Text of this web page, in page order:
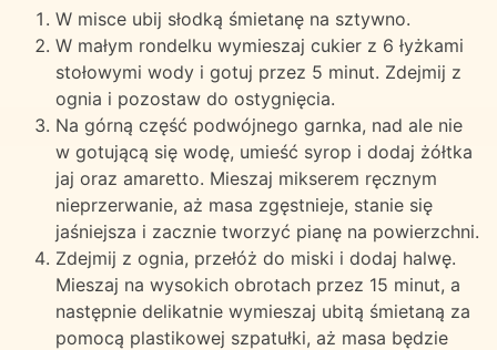
W misce ubij słodką śmietanę na sztywno.
W małym rondelku wymieszaj cukier z 6 łyżkami
stołowymi wody i gotuj przez 5 minut. Zdejmij z
ognia i pozostaw do ostygnięcia.
Na górną część podwójnego garnka, nad ale nie
w gotującą się wodę, umieść syrop i dodaj żółtka
jaj oraz amaretto. Mieszaj mikserem ręcznym
nieprzerwanie, aż masa zgęstnieje, stanie się
jaśniejsza i zacznie tworzyć pianę na powierzchni.
Zdejmij z ognia, przełóż do miski i dodaj halwę.
Mieszaj na wysokich obrotach przez 15 minut, a
następnie delikatnie wymieszaj ubitą śmietaną za
pomocą plastikowej szpatułki, aż masa będzie